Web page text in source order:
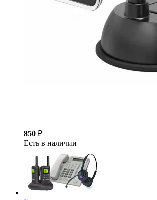
850 ₽
Есть в наличии